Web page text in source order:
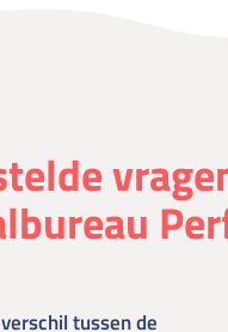
tussen de